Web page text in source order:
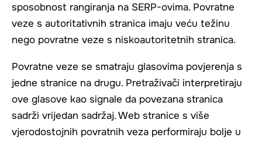
sposobnost rangiranja na SERP-ovima. Povratne
veze s autoritativnih stranica imaju veću težinu
nego povratne veze s niskoautoritetnih stranica.
Povratne veze se smatraju glasovima povjerenja s
jedne stranice na drugu. Pretraživači interpretiraju
ove glasove kao signale da povezana stranica
sadrži vrijedan sadržaj. Web stranice s više
vjerodostojnih povratnih veza performiraju bolje u